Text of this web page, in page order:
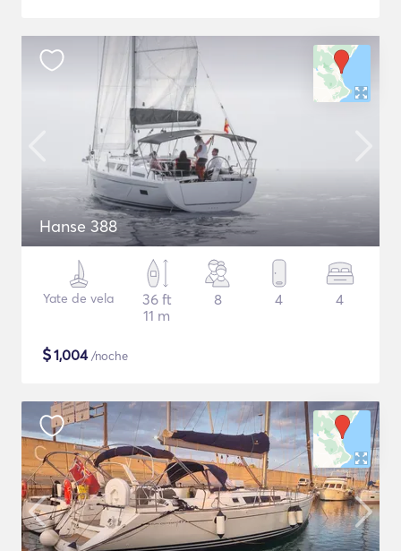
Hanse 388
Yate de vela
36 ft
11 m
8 4 4
$1,004/noche